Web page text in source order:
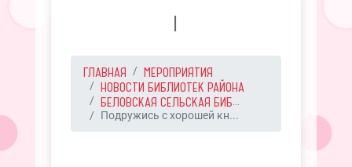
I
ГЛАВНАЯ
МЕРОПРИЯТИЯ
НОВОСТИ БИБЛИОТЕК РАЙОНА
БЕЛОВСКАЯ СЕЛЬСКАЯ БИБ...
Подружись с хорошей кн...